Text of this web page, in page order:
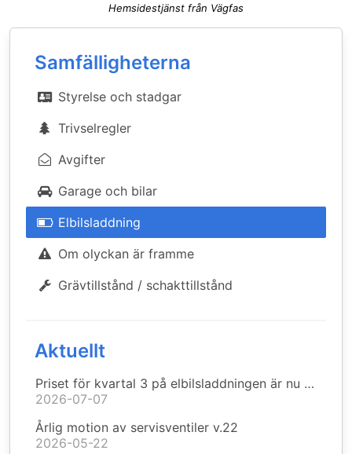
Hemsidestjänst från Vägfas
Samfälligheterna
Styrelse och stadgar
Trivselregler
Avgifter
Garage och bilar
Elbilsladdning
Om olyckan är framme
Grävtillstånd / schakttillstånd
Aktuellt
Priset för kvartal 3 på elbilsladdningen är nu uppdaterad
2026-07-07
Årlig motion av servisventiler v.22
2026-05-22